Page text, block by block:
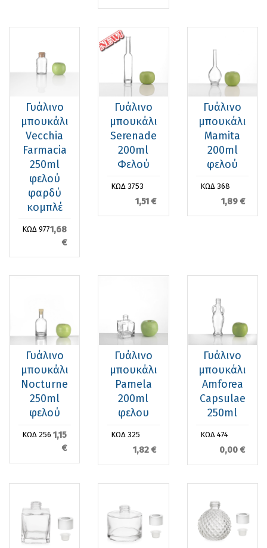
Γυάλινο
μπουκάλι
Vecchia
Farmacia
250ml
φελού
φαρδύ
κομπλέ
ΚΩΔ 9771,68
€
Γυάλινο
μπουκάλι
Serenade
200ml
Φελού
ΚΩΔ 3753
1,51 €
Γυάλινο
μπουκάλι
Mamita
200ml
φελού
ΚΩΔ 368
1,89 €
Γυάλινο
μπουκάλι
Nocturne
250ml
φελού
ΚΩΔ 256 1,15
€
Γυάλινο
μπουκάλι
Pamela
200ml
φελου
ΚΩΔ 325
1,82 €
Γυάλινο
μπουκάλι
Amforea
Capsulae
250ml
ΚΩΔ 474
0,00 €